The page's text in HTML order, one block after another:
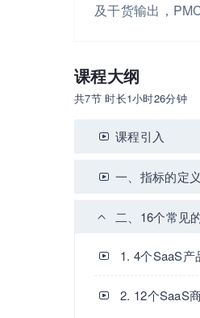
及干货输出，
课程大纲
共7节 时长1小时26分钟
课程引入
一、指标的定
二、16个常见
1. 4个SaaS产
2. 12个SaaS